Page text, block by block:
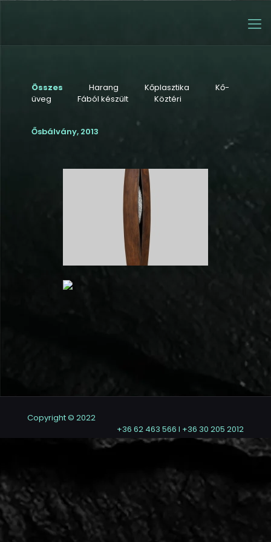
Összes Harang Kőplasztika
Kő-
üveg
Fából készült Köztéri
Ősbálvány, 2013
Copyright © 2022
+36 62 463 566 I +36 30 205 2012